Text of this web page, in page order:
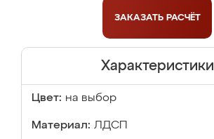
ЗАКАЗАТЬ РАСЧЁТ
Характеристики
Цвет: на выбор
Материал: ЛДСП